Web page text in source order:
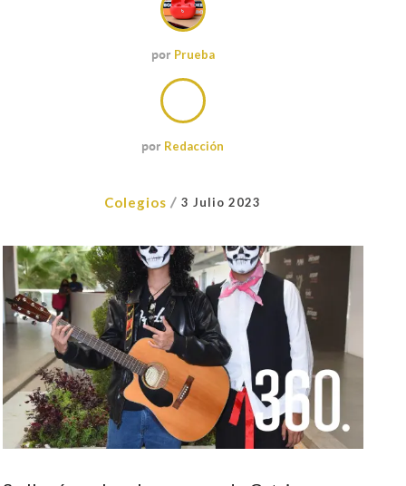
por Prueba
por Redacción
Colegios / 3 Julio 2023